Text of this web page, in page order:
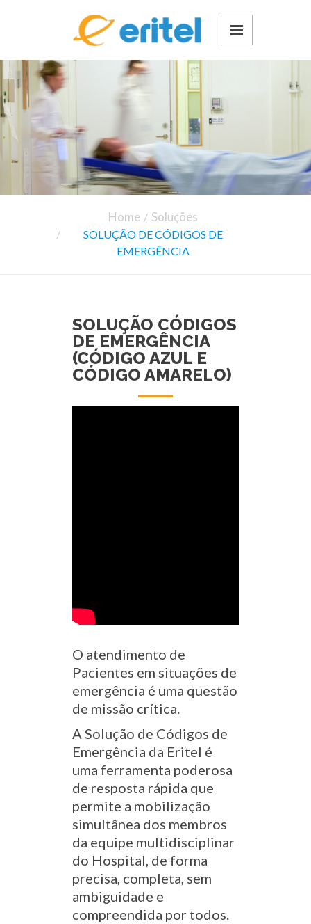
Home Soluções
SOLUÇÃO DE CÓDIGOS DE
EMERGÊNCIA
SOLUÇÃO CÓDIGOS
DE EMERGÊNCIA
(CÓDIGO AZUL E
CÓDIGO AMARELO)
O atendimento de
Pacientes em situações de
emergência é uma questão
de missão crítica.
A Solução de Códigos de
Emergência da Eritel é
uma ferramenta poderosa
de resposta rápida que
permite a mobilização
simultânea dos membros
da equipe multidisciplinar
do Hospital, de forma
precisa, completa, sem
ambiguidade e
compreendida por todos.